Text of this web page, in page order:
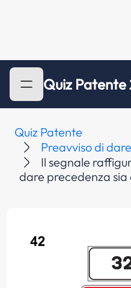
Quiz Patente
Quiz Patente
Preavviso di
Il segnale
dare precedenza sia